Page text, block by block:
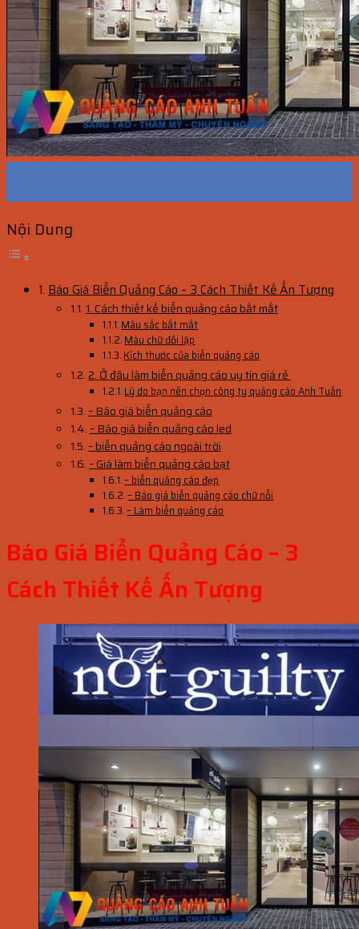
Nội Dung
Báo Giá Biển Quảng Cáo – 3 Cách Thiết Kế Ấn Tượng
1. Cách thiết kế biển quảng cáo bắt mắt
Màu sắc bắt mắt
Màu chữ đối lập
Kích thước của biển quảng cáo
2. Ở đâu làm biển quảng cáo uy tín giá rẻ
Lý do bạn nên chọn công ty quảng cáo Anh Tuấn
– Báo giá biển quảng cáo
– Báo giá biển quảng cáo led
– biển quảng cáo ngoài trời
– Giá làm biển quảng cáo bạt
– biển quảng cáo đẹp
– Báo giá biển quảng cáo chữ nổi
– Làm biển quảng cáo
Báo Giá Biển Quảng Cáo – 3
Cách Thiết Kế Ấn Tượng